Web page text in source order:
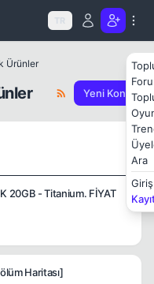
TR
Ara
Giriş
Ürünler
Yeni Konu
20GB - Titanium. FİYAT
Haritası]